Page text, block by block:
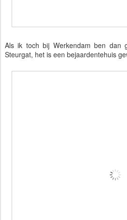
Als ik toch bij Werkendam ben dan
Steurgat, het is een bejaardentehuis